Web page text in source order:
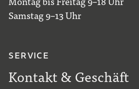
Samstag 9–13 Uhr
SERVICE
Kontakt & Geschäft